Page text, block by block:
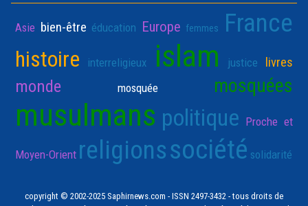
Asie bien-être éducation Europe femmes France
histoire interreligieux islam justice livres
monde mosquée mosquées
musulmans politique Proche et
Moyen-Orient religionssociété solidarité
copyright © 2002-2025 Saphirnews.com - ISSN 2497-3432 - tous droits de